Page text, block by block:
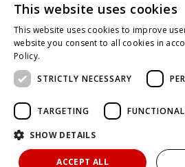
S'abonner à la newsletter
Propulsé par
This website uses cookies
This website uses cookies to improve
website you consent to all cookies in
Policy.
STRICTLY NECESSARY
TARGETING
SHOW DETAILS
ACCEPT ALL